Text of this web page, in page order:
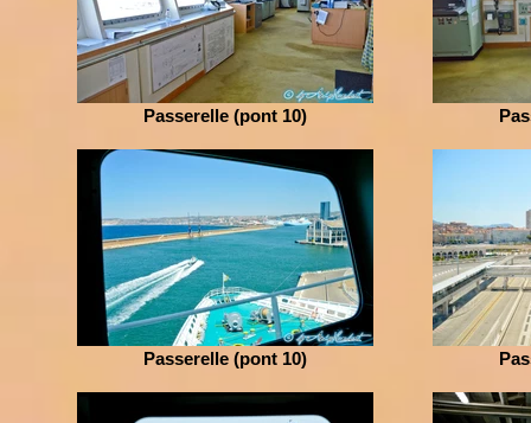
Passerelle (pont 10)
Passerelle (pont 10)